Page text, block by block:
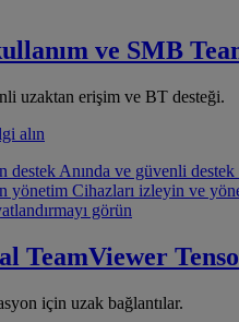
ve SMB
uzaktan erişim ve BT desteği.
alın
destek Anında ve güvenli destek
yönetim Cihazları izleyin ve
görün
TeamViewer
için uzak bağlantılar.